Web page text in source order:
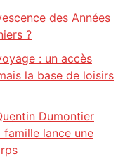
des Années
?
: un accès
la base de loisirs
Dumontier
lance une